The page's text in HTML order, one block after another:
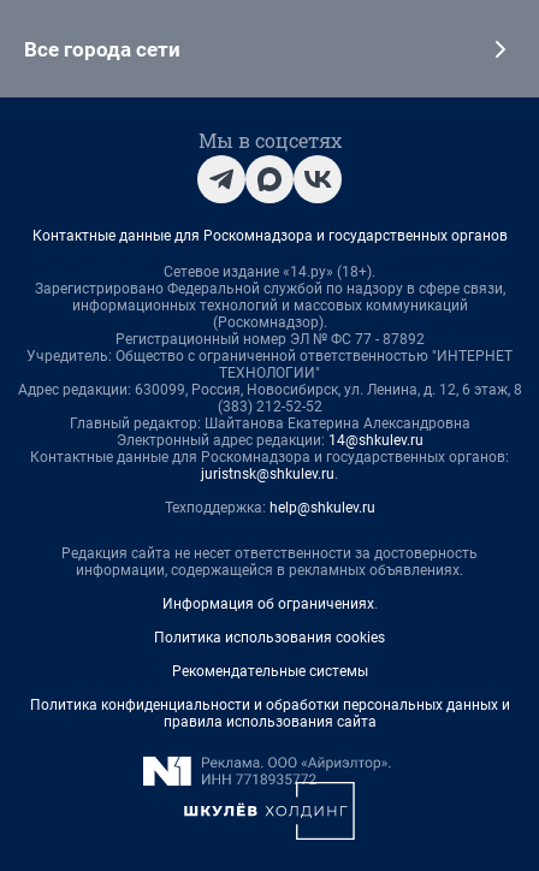
Все города сети
Мы в соцсетях
Контактные данные для Роскомнадзора и государственных органов
Сетевое издание «14.ру» (18+).
Зарегистрировано Федеральной службой по надзору в сфере связи,
информационных технологий и массовых коммуникаций
(Роскомнадзор).
Регистрационный номер ЭЛ № ФС 77 - 87892
Учредитель: Общество с ограниченной ответственностью "ИНТЕРНЕТ
ТЕХНОЛОГИИ"
Адрес редакции: 630099, Россия, Новосибирск, ул. Ленина, д. 12, 6 этаж, 8
(383) 212-52-52
Главный редактор: Шайтанова Екатерина Александровна
Электронный адрес редакции: 14@shkulev.ru
Контактные данные для Роскомнадзора и государственных органов:
juristnsk@shkulev.ru.
Техподдержка: help@shkulev.ru
Редакция сайта не несет ответственности за достоверность
информации, содержащейся в рекламных объявлениях.
Информация об ограничениях.
Политика использования cookies
Рекомендательные системы
Политика конфиденциальности и обработки персональных данных и
правила использования сайта